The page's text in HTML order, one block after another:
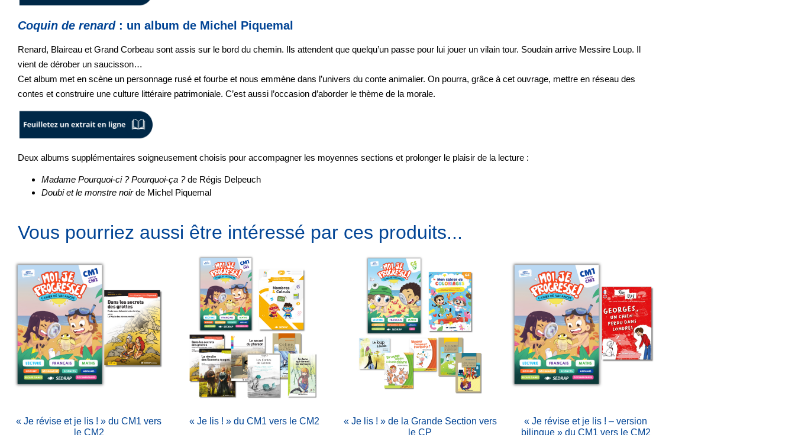
Coquin de renard: un album de Michel Piquemal
Renard, Blaireau et Grand Corbeau sont assis sur le bord du chemin. Ils attendent que quelqu’un passe pour lui jouer un vilain tour. Soudain arrive Messire Loup. Il
vient de dérober un saucisson…
Cet album met en scène un personnage rusé et fourbe et nous emmène dans l’univers du conte animalier. On pourra, grâce à cet ouvrage, mettre en réseau des
contes et construire une culture littéraire patrimoniale. C’est aussi l’occasion d’aborder le thème de la morale.
Deux albums supplémentaires soigneusement choisis pour accompagner les moyennes sections et prolonger le plaisir de la lecture :
Madame Pourquoi-ci ? Pourquoi-ça ?de Régis Delpeuch
Doubi et le monstre noirde Michel Piquemal
Vous pourriez aussi être intéressé par ces produits...
« Je révise et je lis ! » du CM1 vers
le CM2
« Je lis ! » du CM1 vers le CM2
« Je lis ! » de la Grande Section vers
le CP
« Je révise et je lis ! – version
bilingue » du CM1 vers le CM2